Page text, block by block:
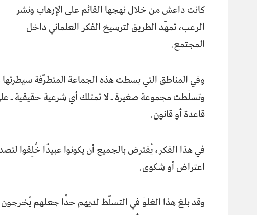
كانت داعش من خلال نهجها القائم على الإرهاب ونشر
الرعب، تمهّد الطريق لترسيخ الفكر العلماني داخل
المجتمع.
وفي المناطق التي بسطت هذه الجماعة المتطرّفة
وتسلّطت مجموعة صغيرة ـ لا تمتلك أي شرعية حقيقية ـ
قاعدة أو قانون.
في هذا الفكر، يُفترض بالجميع أن يكونوا عبيدًا خُلِقوا
اعتراض أو شكوى.
وقد بلغ هذا الغلوّ في التسلّط لديهم حدًّا جعلهم